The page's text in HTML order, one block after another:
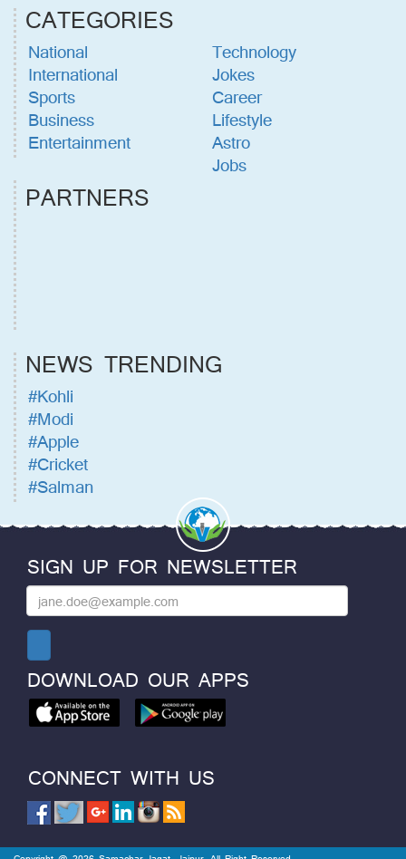
CATEGORIES
National
International
Sports
Business
Entertainment
Technology
Jokes
Career
Lifestyle
Astro
Jobs
PARTNERS
NEWS TRENDING
#Kohli
#Modi
#Apple
#Cricket
#Salman
SIGN UP FOR NEWSLETTER
DOWNLOAD OUR APPS
CONNECT WITH US